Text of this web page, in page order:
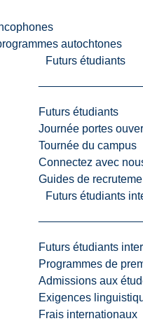
autochtones
Futurs étudiants
Futurs étudiants
Journée portes
Tournée du campus
Connectez avec
Guides de
Futurs étudiants
Futurs étudiants
Programmes de
Admissions aux
Exigences
Frais internationaux